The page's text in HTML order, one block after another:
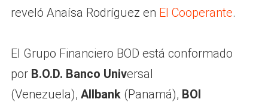
reveló Anaísa Rodríguez en El Cooperante.
El Grupo Financiero BOD está conformado
por B.O.D. Banco Universal
(Venezuela), Allbank(Panamá), BOI